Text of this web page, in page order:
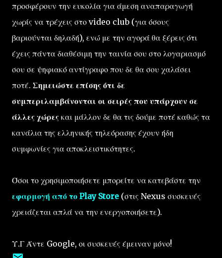
προσφέρουν την ευκολία για άμεση αναπαραγωγή
χωρίς να τρέχεις στο video club (για όσους
βαριούνται δηλαδή), ενώ με την αγορά θα ξέρεις ότι
έχεις πάντα διαθέσιμη την ταινία σου στο λογαριασμό
σου σε ψηφιακό αντίγραφο που δε θα σου χαλάσει
ποτέ. Σημειώστε επίσης ότι δε
συμπεριλαμβάνονται οι σειρές που υπάρχουν σε
άλλες χώρες και μάλλον δε θα τις δούμε ποτέ καθώς τα
κανάλια της ελληνικής τηλεόρασης έχουν ήδη
συμφωνίες για αποκλειστικότητες.
Όσοι το χρησιμοποιήσετε μπορείτε να κατεβάστε την
εφαρμογή από το Play Store (στις Nexus συσκευές
χρειάζεται απλά να την ενεργοποιήσετε).
Υ.Γ Άντε Google, οι συσκευές έμειναν μόνο!